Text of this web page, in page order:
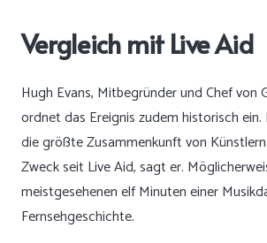
Vergleich mit Live Aid
Hugh Evans, Mitbegründer und Chef von
ordnet das Ereignis zudem historisch ein.
die größte Zusammenkunft von
Zweck seit Live Aid, sagt er.
meistgesehenen elf Minuten einer
Fernsehgeschichte.